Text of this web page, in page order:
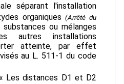
séparant l'installation
organiques(Arrêté du
ou mélanges
autres installations
atteinte, par effet
au L. 511-1 du code
Les distances D1 et D2